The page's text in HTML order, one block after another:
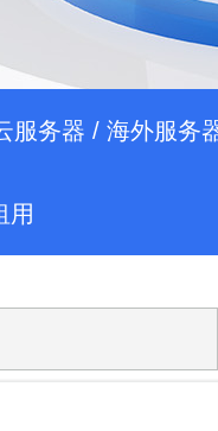
服务器 / 海外服务
用